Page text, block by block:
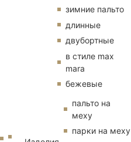
зимние пальто
длинные
двубортные
в стиле max
mara
бежевые
пальто на
меху
парки на меху